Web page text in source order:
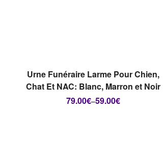
CHOIX DES OPTIONS
Urne Funéraire Larme Pour Chien,
Chat Et NAC: Blanc, Marron et Noir
59.00€
–
79.00€